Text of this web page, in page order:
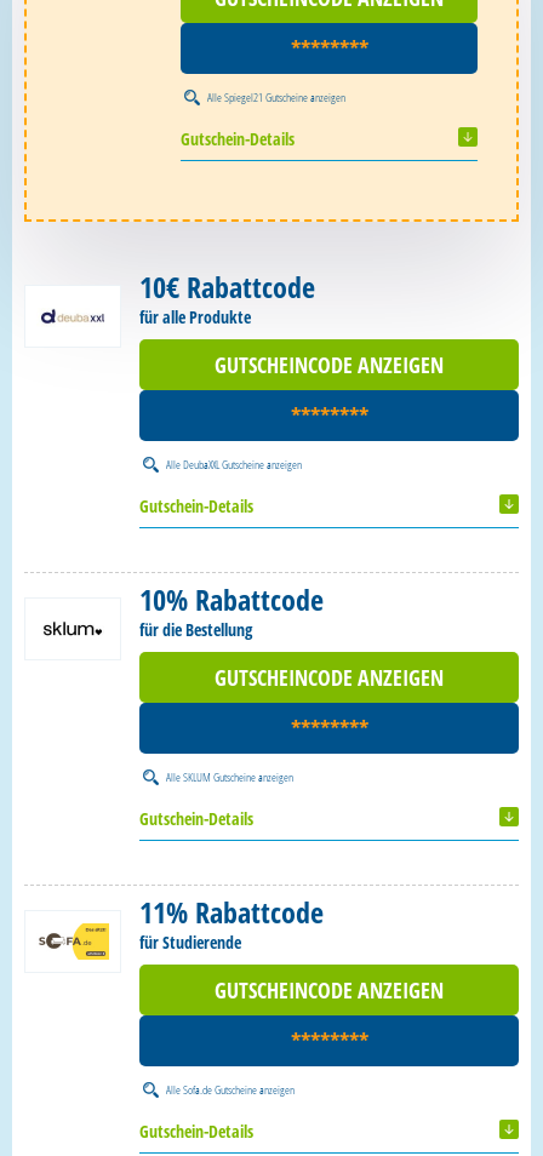
********
AlleSpiegel21 Gutscheineanzeigen
Gutschein-Details
10€ Rabattcode
für alle Produkte
GUTSCHEINCODE ANZEIGEN
********
AlleDeubaXXL Gutscheineanzeigen
Gutschein-Details
10% Rabattcode
für die Bestellung
GUTSCHEINCODE ANZEIGEN
********
AlleSKLUM Gutscheineanzeigen
Gutschein-Details
11% Rabattcode
für Studierende
GUTSCHEINCODE ANZEIGEN
********
AlleSofa.de Gutscheineanzeigen
Gutschein-Details